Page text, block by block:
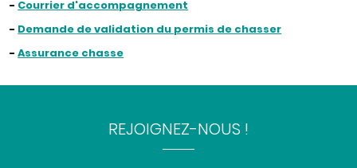
- Courrier d'accompagnement
- Demande de validation du permis de chasser
-Assurance chasse
REJOIGNEZ-NOUS !